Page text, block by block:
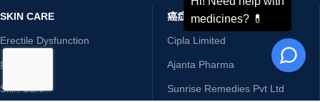
SKIN CARE
Erectile Dysfunction
癌症药物
Skin Care
癌症药物
Cipla Limited
Ajanta Pharma
Sunrise Remedies Pvt Ltd